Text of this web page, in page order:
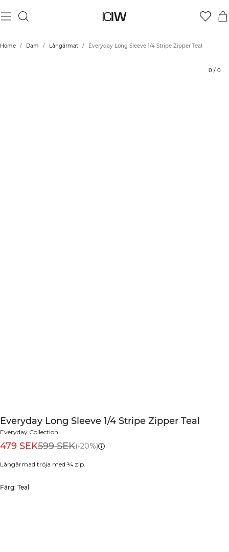
Home / Dam / Långärmat / Everyday Long Sleeve 1/4 Stripe Zipper Teal
0 / 0
Everyday Long Sleeve 1/4 Stripe Zipper Teal
Everyday Collection
479 SEK599 SEK(-20%)
Långärmad tröja med ¼ zip.
Färg: Teal